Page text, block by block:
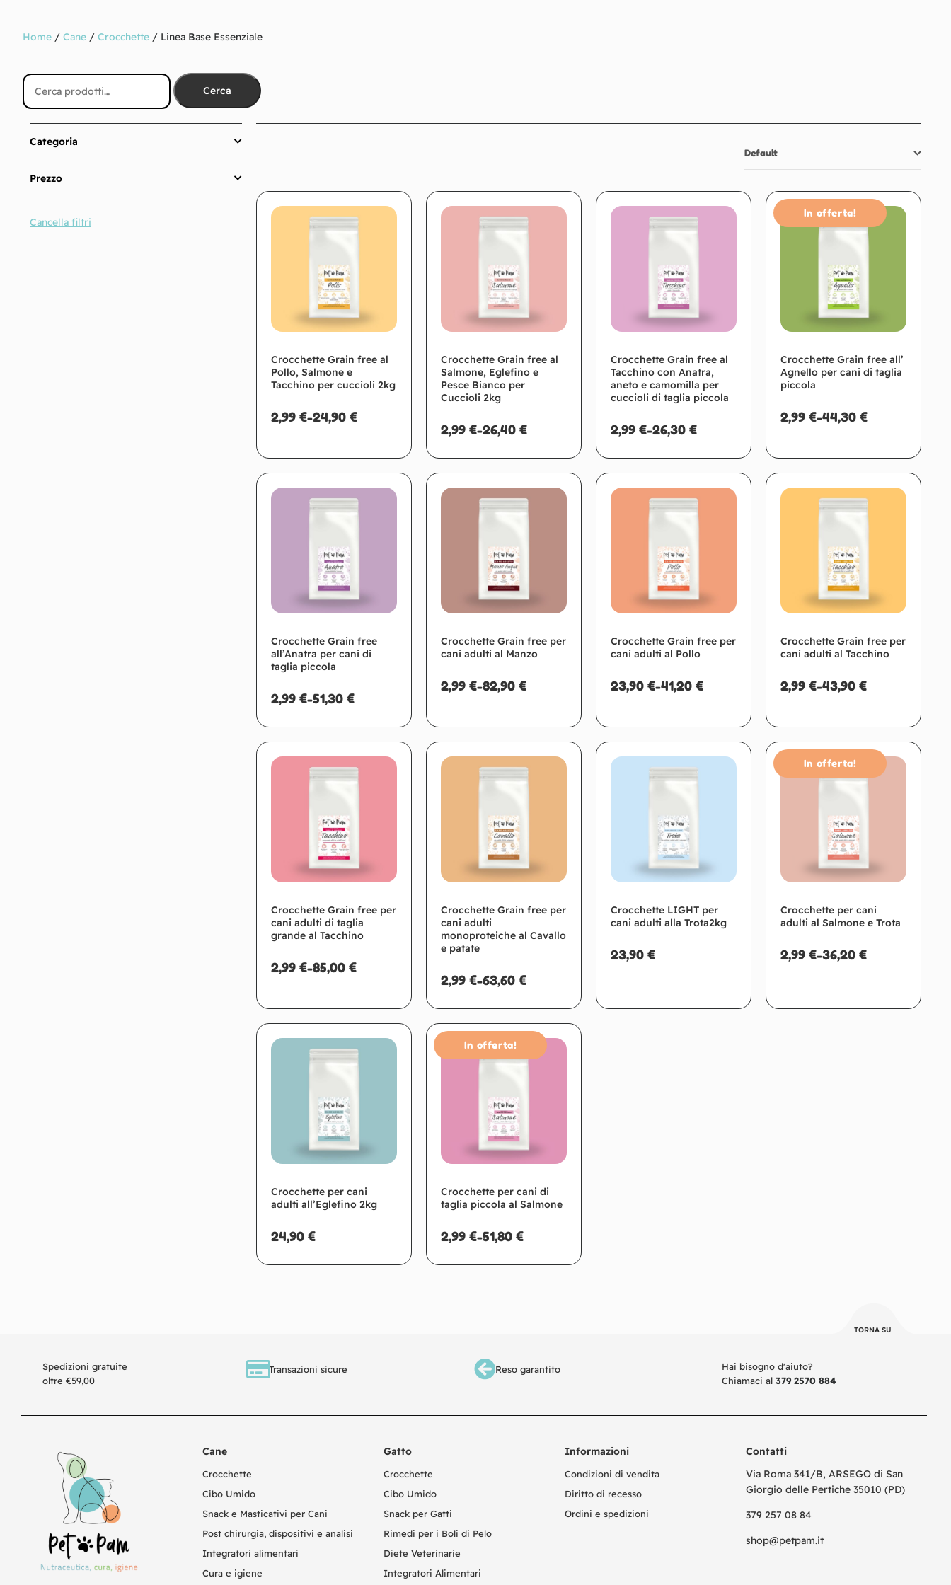
Home / Cane / Crocchette / Linea Base Essenziale
Cerca
Categoria
Prezzo
Cancella filtri
Default
Crocchette Grain free al
Pollo, Salmone e
Tacchino per cuccioli 2kg
2,99 €-24,90 €
Crocchette Grain free al
Salmone, Eglefino e
Pesce Bianco per
Cuccioli 2kg
2,99 €-26,40 €
Crocchette Grain free al
Tacchino con Anatra,
aneto e camomilla per
cuccioli di taglia piccola
2,99 €-26,30 €
In offerta!
Crocchette Grain free all’
Agnello per cani di taglia
piccola
2,99 €-44,30 €
Crocchette Grain free
all’Anatra per cani di
taglia piccola
2,99 €-51,30 €
Crocchette Grain free per
cani adulti al Manzo
2,99 €-82,90 €
Crocchette Grain free per
cani adulti al Pollo
23,90 €-41,20 €
Crocchette Grain free per
cani adulti al Tacchino
2,99 €-43,90 €
Scegli
Crocchette Grain free per
cani adulti di taglia
grande al Tacchino
2,99 €-85,00 €
Crocchette Grain free per
cani adulti
monoproteiche al Cavallo
e patate
2,99 €-63,60 €
Scegli
Crocchette LIGHT per
cani adulti alla Trota2kg
23,90 €
In offerta!
Crocchette per cani
adulti al Salmone e Trota
2,99 €-36,20 €
Crocchette per cani
adulti all’Eglefino 2kg
24,90 €
In offerta!
Crocchette per cani di
taglia piccola al Salmone
2,99 €-51,80 €
TORNA SU
Spedizioni gratuite
oltre €59,00
Transazioni sicure Reso garantito
Hai bisogno d'aiuto?
Chiamaci al 379 2570 884
Cane
Crocchette
Cibo Umido
Snack e Masticativi per Cani
Post chirurgia, dispositivi e analisi
Integratori alimentari
Cura e igiene
Gatto
Crocchette
Cibo Umido
Snack per Gatti
Rimedi per i Boli di Pelo
Diete Veterinarie
Integratori Alimentari
Informazioni
Condizioni di vendita
Diritto di recesso
Ordini e spedizioni
Contatti
Via Roma 341/B, ARSEGO di San
Giorgio delle Pertiche 35010 (PD)
379 257 08 84
shop@petpam.it